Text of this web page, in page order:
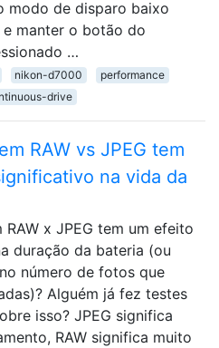
modo de disparo baixo
manter o botão do
…
nikon-d7000
performance
drive
RAW vs JPEG tem
na vida da
RAW x JPEG tem um efeito
duração da bateria (ou
número de fotos que
Alguém já fez testes
isso? JPEG significa
RAW significa muito